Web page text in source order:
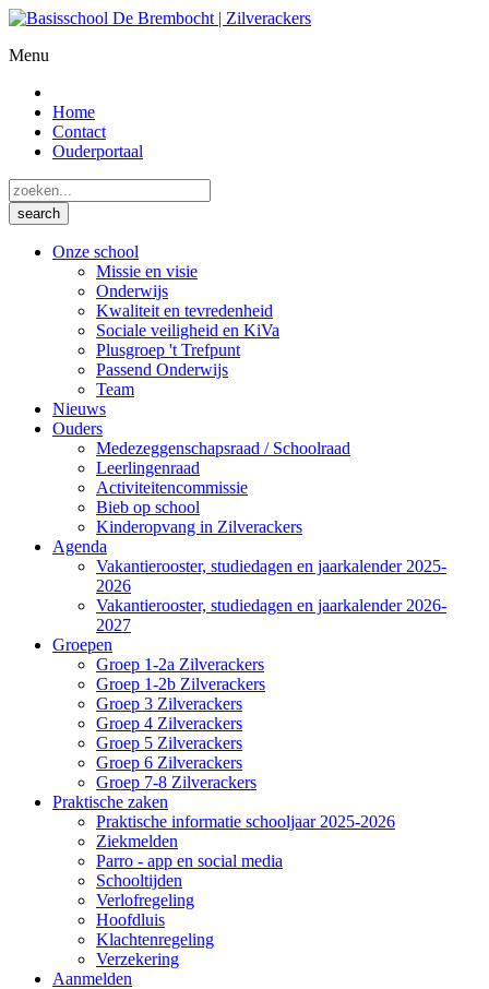
Menu
Home
Contact
Ouderportaal
Onze school
Missie en visie
Onderwijs
Kwaliteit en tevredenheid
Sociale veiligheid en KiVa
Plusgroep 't Trefpunt
Passend Onderwijs
Team
Nieuws
Ouders
Medezeggenschapsraad / Schoolraad
Leerlingenraad
Activiteitencommissie
Bieb op school
Kinderopvang in Zilverackers
Agenda
Vakantierooster, studiedagen en jaarkalender 2025-
2026
Vakantierooster, studiedagen en jaarkalender 2026-
2027
Groepen
Groep 1-2a Zilverackers
Groep 1-2b Zilverackers
Groep 3 Zilverackers
Groep 4 Zilverackers
Groep 5 Zilverackers
Groep 6 Zilverackers
Groep 7-8 Zilverackers
Praktische zaken
Praktische informatie schooljaar 2025-2026
Ziekmelden
Parro - app en social media
Schooltijden
Verlofregeling
Hoofdluis
Klachtenregeling
Verzekering
Aanmelden